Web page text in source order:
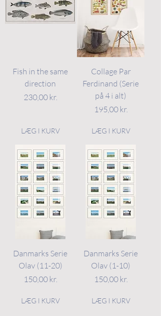
Fish in the same
direction
Pris
230,00 kr.
LÆG I KURV
Collage Par
Ferdinand (Serie
på 4 i alt)
Pris
195,00 kr.
LÆG I KURV
Danmarks Serie
Olav (11-20)
Pris
150,00 kr.
LÆG I KURV
Danmarks Serie
Olav (1-10)
Pris
150,00 kr.
LÆG I KURV